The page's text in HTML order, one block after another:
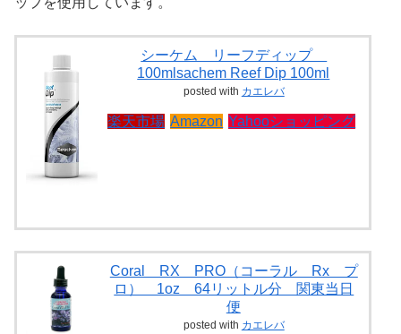
シーケム リーフディップ
100mlsachem Reef Dip 100ml
posted with カエレバ
楽天市場 Amazon Yahooショッピング
Coral RX PRO（コーラル Rx プ
ロ） 1oz 64リットル分 関東当日
便
posted with カエレバ